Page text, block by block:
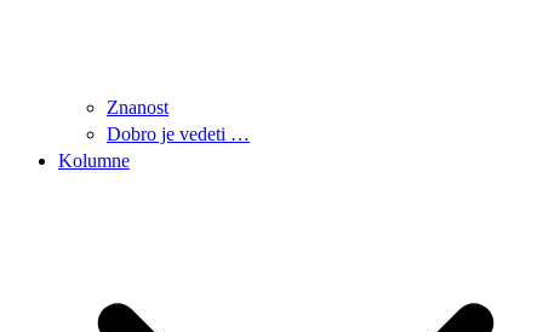
Znanost
Dobro je vedeti …
Kolumne